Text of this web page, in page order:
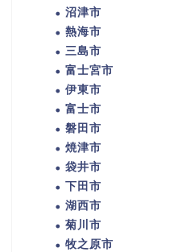
沼津市
熱海市
三島市
富士宮市
伊東市
富士市
磐田市
焼津市
袋井市
下田市
湖西市
菊川市
牧之原市